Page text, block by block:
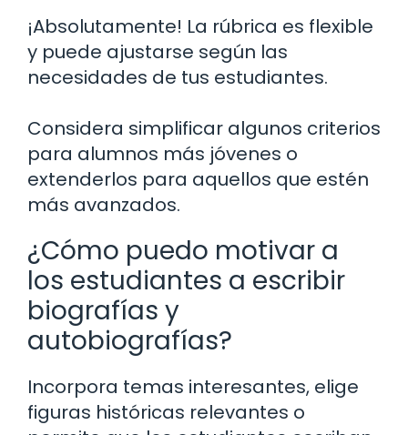
¡Absolutamente! La rúbrica es flexible
y puede ajustarse según las
necesidades de tus estudiantes.
Considera simplificar algunos criterios
para alumnos más jóvenes o
extenderlos para aquellos que estén
más avanzados.
¿Cómo puedo motivar a
los estudiantes a escribir
biografías y
autobiografías?
Incorpora temas interesantes, elige
figuras históricas relevantes o